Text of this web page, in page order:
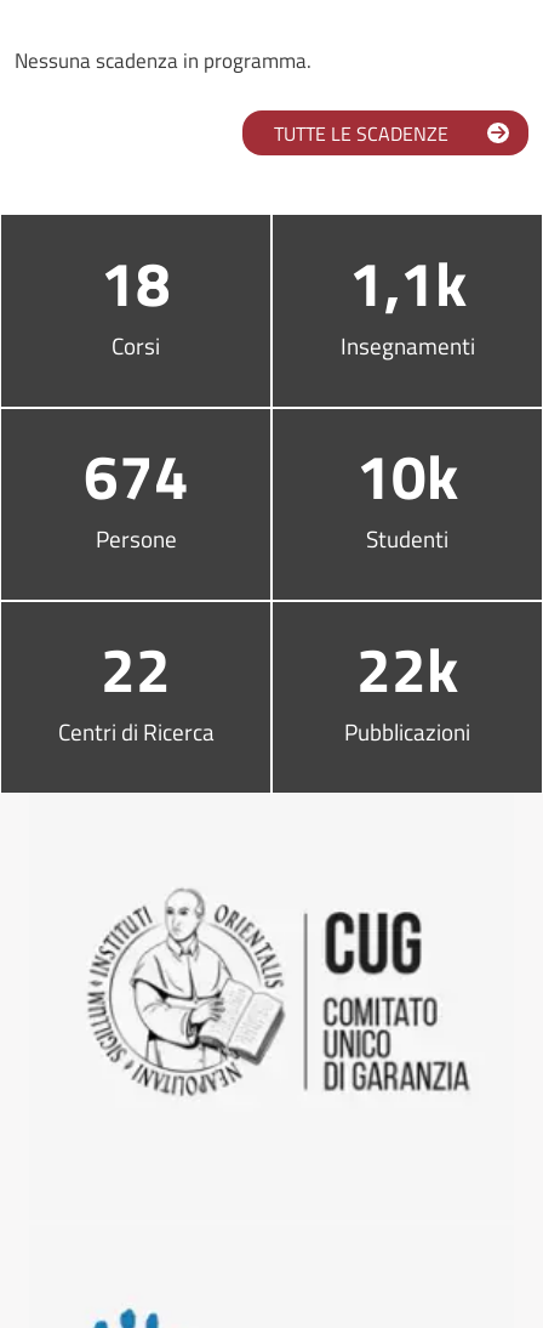
Nessuna scadenza in programma.
TUTTE LE SCADENZE
Infografica
18
Corsi
1,1k
Insegnamenti
674
Persone
10k
Studenti
22
Centri di Ricerca
22k
Pubblicazioni